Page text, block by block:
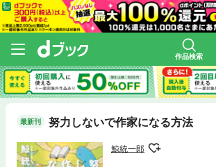
作品検索
最新刊 努力しないで作家になる方法
鯨統一郎